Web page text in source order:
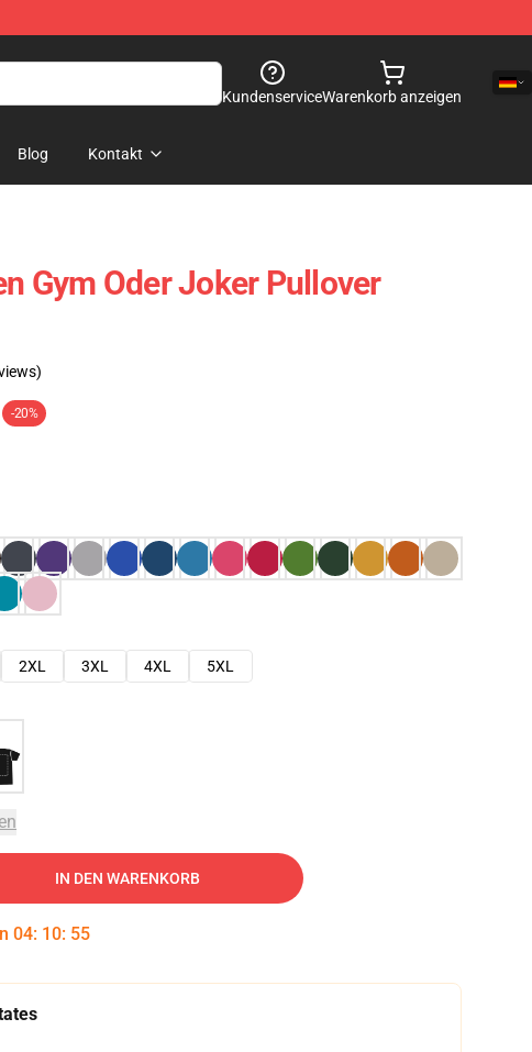
KundenserviceWarenkorb anzeigen
Blog Kontakt
Gym Oder Joker Pullover
-20%
2XL 3XL 4XL
5XL
IN DEN WARENKORB
04: 10: 54